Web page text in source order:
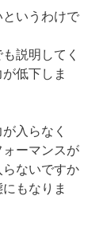
いうわけで
説明してく
低下しま
入らなく
ーマンスが
ないですか
もなりま